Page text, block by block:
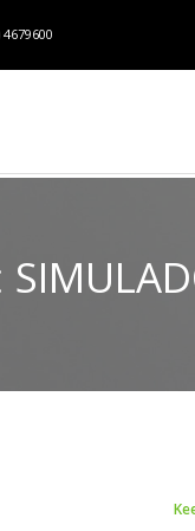
4679600